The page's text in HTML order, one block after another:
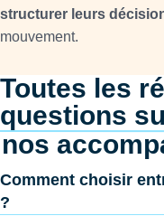
structurer leurs
mouvement.
Toutes les
questions
nos
Comment choisir
?